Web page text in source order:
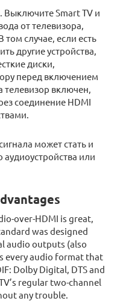
Выключите Smart TV и
от телевизора,
том случае, если есть
другие устройства,
диски,
перед включением
телевизор включен,
соединение HDMI
может стать и
аудиоустройства или
over-HDMI is great,
was designed
audio outputs (also
every audio format that
Dolby Digital, DTS and
regular two-channel
any trouble.